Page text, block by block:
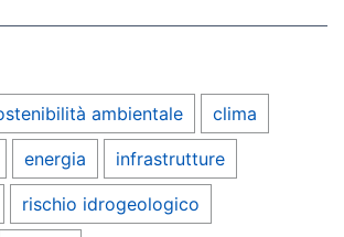
ambientale clima
energia infrastrutture
rischio idrogeologico